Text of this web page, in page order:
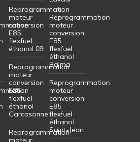
Reprogrammation
moteur
conversion
E85
flexfuel
éthanol 09
Reprogrammation
moteur
conversion
E85
flexfuel
éthanol
Carcasonne
Reprogrammation
moteur
Reprogrammation
moteur
conversion
E85
flexfuel
éthanol
Balma
Reprogrammation
moteur
conversion
E85
flexfuel
éthanol
Saint-Jean